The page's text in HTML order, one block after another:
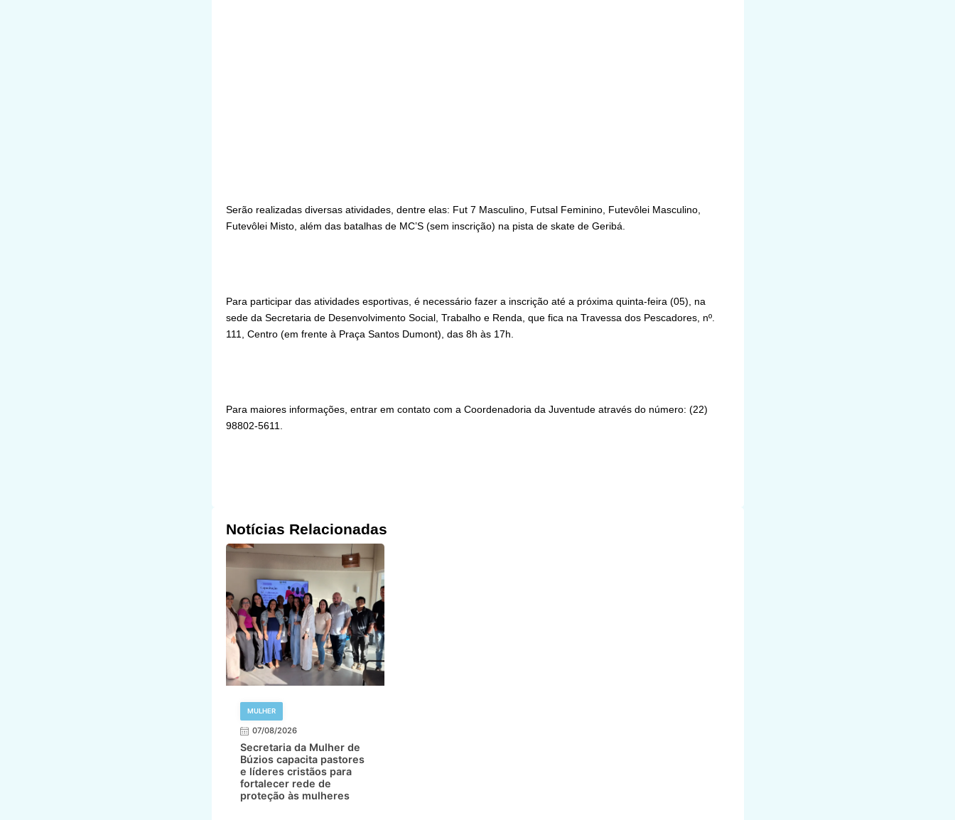
Para maiores informações, entrar em contato com a Coordenadoria da Juventude através do número: (22)
98802-5611.
Notícias Relacionadas
07/08/2026
Secretaria da Mulher de
Búzios capacita pastores
e líderes cristãos para
fortalecer rede de
proteção às mulheres